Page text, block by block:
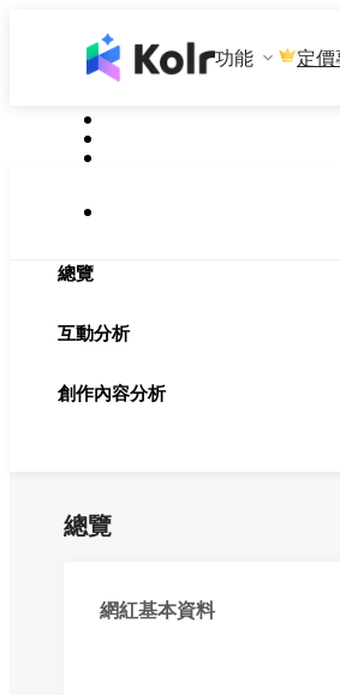
功能 定價
總覽
互動分析
創作內容分析
總覽
網紅基本資料